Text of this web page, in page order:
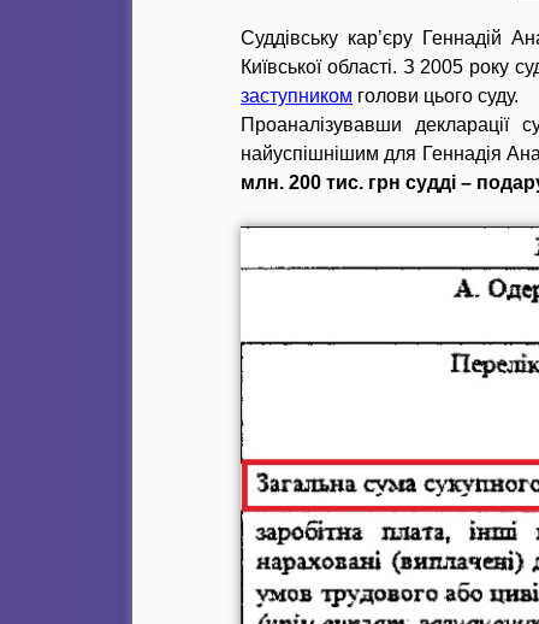
Суддівську кар’єру Геннадій
Київської області. З 2005 року
заступником голови цього суду.
Проаналізувавши декларації
найуспішнішим для Геннадія
млн. 200 тис. грн судді –